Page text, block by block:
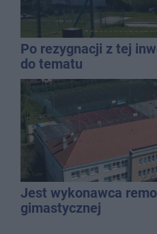
Po rezygnacji z tej
do tematu
Jest wykonawca
gimastycznej